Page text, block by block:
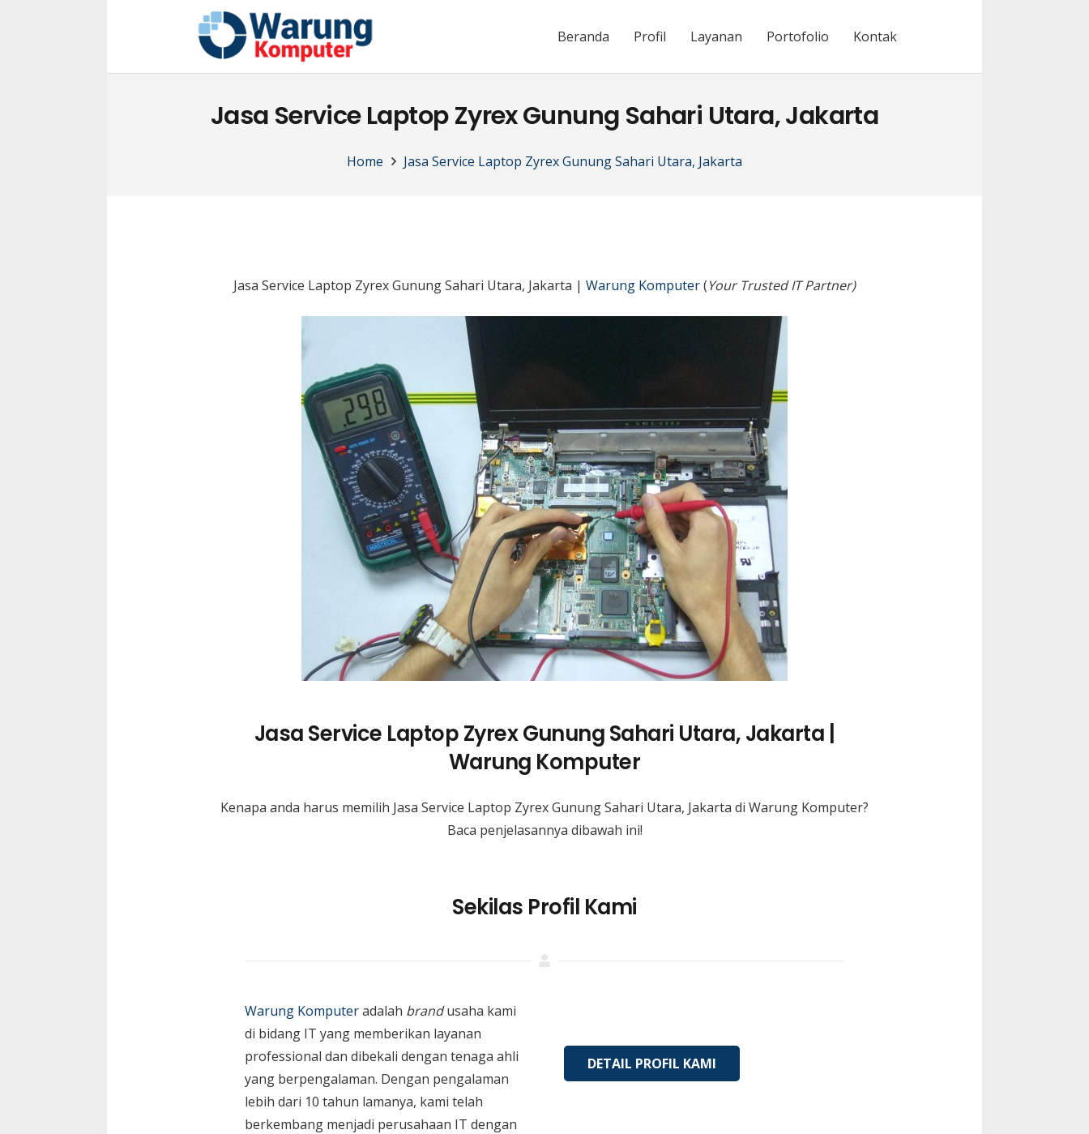
Beranda Profil Layanan Portofolio Kontak
Jasa Service Laptop Zyrex Gunung Sahari Utara, Jakarta
Home Jasa Service Laptop Zyrex Gunung Sahari Utara, Jakarta
Jasa Service Laptop Zyrex Gunung Sahari Utara, Jakarta | Warung Komputer(Your Trusted IT Partner)
Jasa Service Laptop Zyrex Gunung Sahari Utara, Jakarta |
Warung Komputer
Kenapa anda harus memilih Jasa Service Laptop Zyrex Gunung Sahari Utara, Jakarta di Warung Komputer?
Baca penjelasannya dibawah ini!
Sekilas Profil Kami
Warung Komputeradalah brandusaha kami
di bidang IT yang memberikan layanan
professional dan dibekali dengan tenaga ahli
yang berpengalaman. Dengan pengalaman
lebih dari 10 tahun lamanya, kami telah
berkembang menjadi perusahaan IT dengan
DETAIL PROFIL KAMI